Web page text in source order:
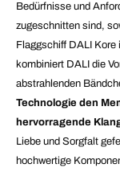
Bedürfnisse und
zugeschnitten sind,
Flaggschiff DALI
kombiniert DALI die
abstrahlenden
Technologie den
hervorragende
Liebe und Sorgfalt
hochwertige